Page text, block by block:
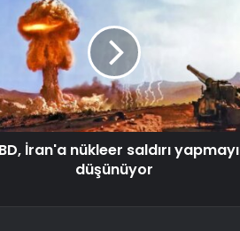
İran'a nükleer saldırı yapmayı
düşünüyor